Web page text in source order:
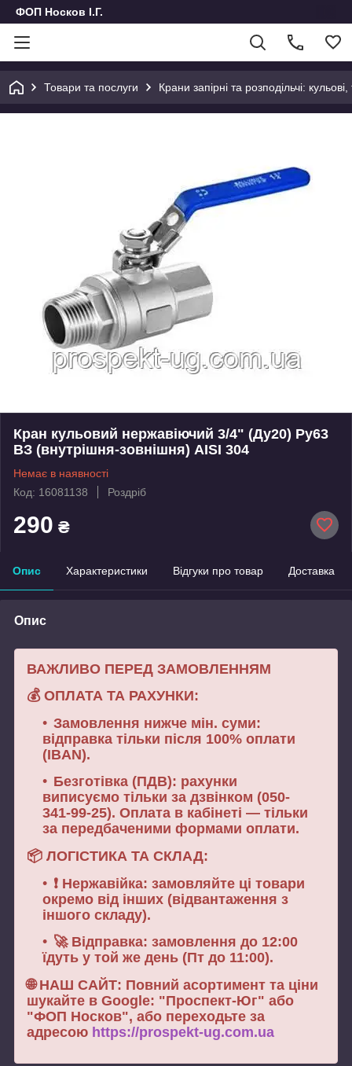
ФОП Носков І.Г.
Товари та послуги Крани запірні та розподільчі:
Кран кульовий нержавіючий 3/4" (Ду20) Ру63
ВЗ (внутрішня-зовнішня) AISI 304
Немає в наявності
Код: 16081138
Роздріб
290 ₴
Опис Характеристики Відгуки про товар Доставка
Опис
ВАЖЛИВО ПЕРЕД ЗАМОВЛЕННЯМ
💰 ОПЛАТА ТА РАХУНКИ:
Замовлення нижче мін. суми:
відправка тільки після 100% оплати
(IBAN).
Безготівка (ПДВ): рахунки
виписуємо тільки за дзвінком (050-
341-99-25). Оплата в кабінеті — тільки
за передбаченими формами оплати.
📦 ЛОГІСТИКА ТА СКЛАД:
❗ Нержавійка: замовляйте ці товари
окремо від інших (відвантаження з
іншого складу).
🚀 Відправка: замовлення до 12:00
їдуть у той же день (Пт до 11:00).
🌐НАШ САЙТ: Повний асортимент та ціни
шукайте в Google: "Проспект-Юг" або
"ФОП Носков", або переходьте за
адресою https://prospekt-ug.com.ua